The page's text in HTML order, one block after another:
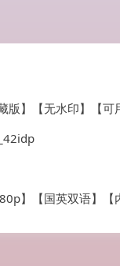
无水印】【可用于剪辑】
【内封简繁英双语字幕】【科幻/